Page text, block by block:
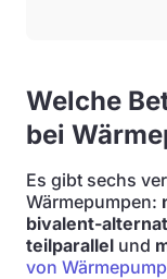
Welche
bei
Es gibt sechs
Wärmepumpen:
bivalent-
teilparallel und
von